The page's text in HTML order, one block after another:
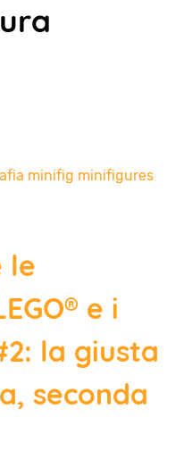
minifig minifigures
le
e i
la giusta
seconda